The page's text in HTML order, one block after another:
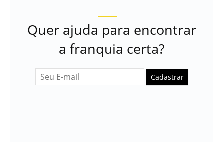
Quer ajuda para encontrar
a franquia certa?
Cadastrar